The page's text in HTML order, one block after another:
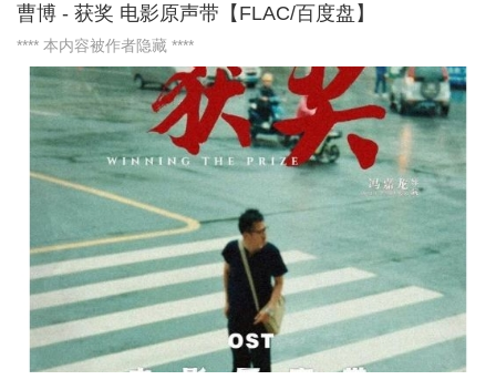
曹博 - 获奖 电影原声带【FLAC/百度盘】
**** 本内容被作者隐藏 ****